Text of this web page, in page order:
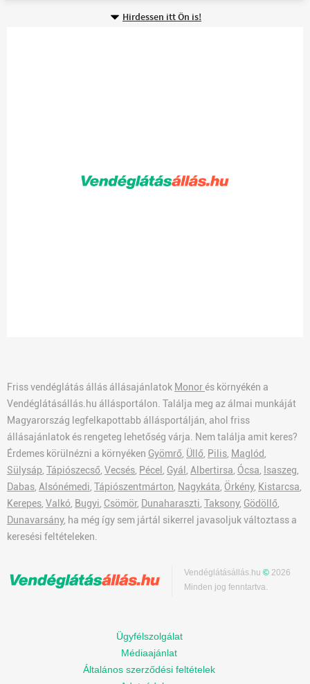
Hirdessen itt Ön is!
Friss vendéglátás állás állásajánlatok Monorés környékén a
Vendéglátásállás.hu állásportálon. Találja meg az álmai munkáját
Magyarország legfelkapottabb állásportálján, ahol friss
állásajánlatok és rengeteg lehetőség várja. Nem találja amit keres?
Érdemes körülnézni a környéken Gyömrő Üllő Pilis Maglód
Sülysáp Tápiószecső Vecsés Pécel Gyál Albertirsa Ócsa Isaszeg
Dabas Alsónémedi Tápiószentmárton Nagykáta Örkény, Kistarcsa
Kerepes Valkó Bugyi Csömör, Dunaharaszti Taksony, Gödöllő
Dunavarsány, ha még így sem jártál sikerrel javasoljuk változtass a
keresési feltételeken.
Vendéglátásállás.hu© 2026
Minden jog fenntartva.
Ügyfélszolgálat
Médiaajánlat
Általános szerződési feltételek